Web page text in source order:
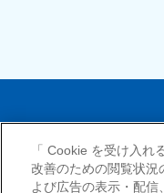
「 Cookie を受け入
改善のための閲覧状況
よび広告の表示・配